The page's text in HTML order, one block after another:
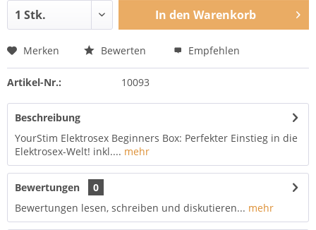
In den Warenkorb
Merken Bewerten Empfehlen
Artikel-Nr.: 10093
Beschreibung
YourStim Elektrosex Beginners Box: Perfekter Einstieg in die
Elektrosex-Welt! inkl.... mehr
Bewertungen
0
Bewertungen lesen, schreiben und diskutieren... mehr